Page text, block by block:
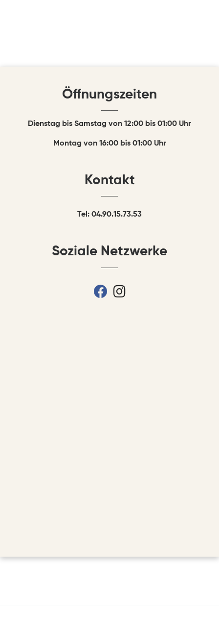
Öffnungszeiten
Dienstag bis Samstag von 12:00 bis 01:00 Uhr
Montag von 16:00 bis 01:00 Uhr
Kontakt
Tel: 04.90.15.73.53
Soziale Netzwerke
fab fa-facebook
fab fa-instagram